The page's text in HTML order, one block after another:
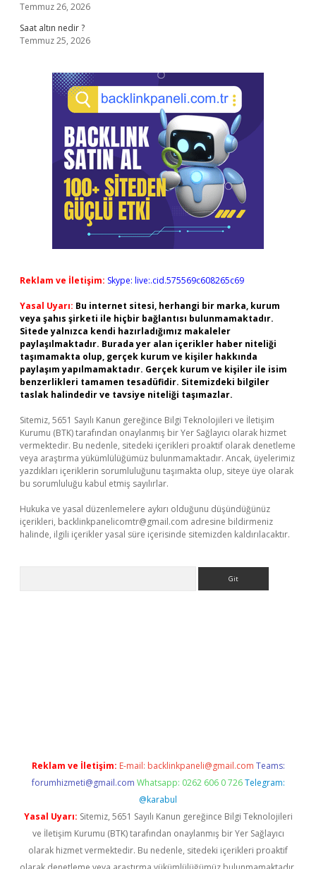
Temmuz 26, 2026
Saat altın nedir ?
Temmuz 25, 2026
Reklam ve İletişim: Skype: live:.cid.575569c608265c69
Yasal Uyarı: Bu internet sitesi, herhangi bir marka, kurum
veya şahıs şirketi ile hiçbir bağlantısı bulunmamaktadır.
Sitede yalnızca kendi hazırladığımız makaleler
paylaşılmaktadır. Burada yer alan içerikler haber niteliği
taşımamakta olup, gerçek kurum ve kişiler hakkında
paylaşım yapılmamaktadır. Gerçek kurum ve kişiler ile isim
benzerlikleri tamamen tesadüfidir. Sitemizdeki bilgiler
taslak halindedir ve tavsiye niteliği taşımazlar.
Sitemiz, 5651 Sayılı Kanun gereğince Bilgi Teknolojileri ve İletişim
Kurumu (BTK) tarafından onaylanmış bir Yer Sağlayıcı olarak hizmet
vermektedir. Bu nedenle, sitedeki içerikleri proaktif olarak denetleme
veya araştırma yükümlülüğümüz bulunmamaktadır. Ancak, üyelerimiz
yazdıkları içeriklerin sorumluluğunu taşımakta olup, siteye üye olarak
bu sorumluluğu kabul etmiş sayılırlar.
Hukuka ve yasal düzenlemelere aykırı olduğunu düşündüğünüz
içerikleri, backlinkpanelicomtr@gmail.com adresine bildirmeniz
halinde, ilgili içerikler yasal süre içerisinde sitemizden kaldırılacaktır.
Reklam ve İletişim: E-mail: backlinkpaneli@gmail.com Teams:
forumhizmeti@gmail.com Whatsapp: 0262 606 0 726 Telegram:
@karabul
Yasal Uyarı: Sitemiz, 5651 Sayılı Kanun gereğince Bilgi Teknolojileri
ve İletişim Kurumu (BTK) tarafından onaylanmış bir Yer Sağlayıcı
olarak hizmet vermektedir. Bu nedenle, sitedeki içerikleri proaktif